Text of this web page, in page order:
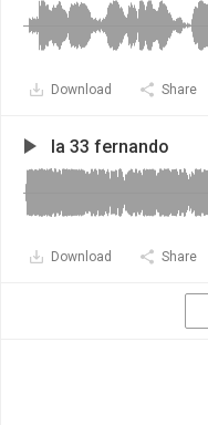
Download Share
la 33 fernando
Download Share